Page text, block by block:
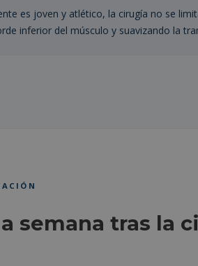
es joven y atlético, la cirugía no se
inferior del músculo y suavizando la
semana tras la